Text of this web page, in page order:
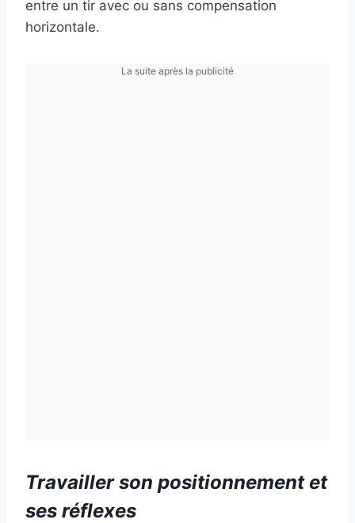
entre un tir avec ou sans compensation
horizontale.
La suite après la publicité
Travailler son positionnement et
ses réflexes